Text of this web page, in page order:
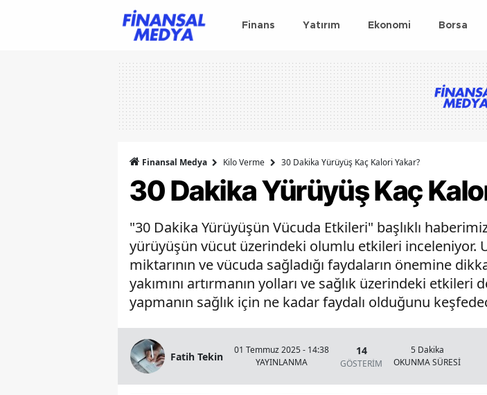
Finans Yatırım Ekonomi Borsa
Finansal Medya Kilo Verme 30 Dakika Yürüyüş Kaç Kalori Yakar?
30 Dakika Yürüyüş Kaç
"30 Dakika Yürüyüşün Vücuda Etkileri" başlıklı
yürüyüşün vücut üzerindeki olumlu etkileri inceleniyor.
miktarının ve vücuda sağladığı faydaların önemine
yakımını artırmanın yolları ve sağlık üzerindeki
yapmanın sağlık için ne kadar faydalı olduğunu
Fatih Tekin
01 Temmuz 2025 - 14:38
YAYINLANMA
14
GÖSTERİM
5 Dakika
OKUNMA SÜRESİ